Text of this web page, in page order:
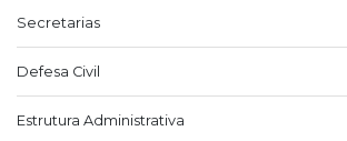
Secretarias
Defesa Civil
Estrutura Administrativa